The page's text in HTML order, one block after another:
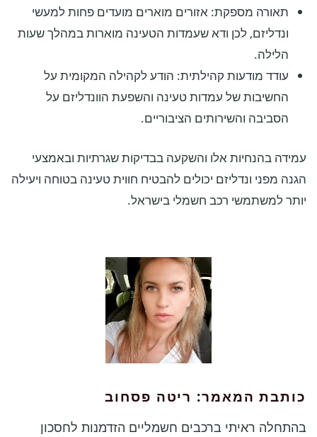
תאורה מספקת: אזורים מוארים מועדים פחות למעשי
ונדליזם, לכן ודא שעמדות הטעינה מוארות במהלך שעות
הלילה.
עודד מודעות קהילתית: הודע לקהילה המקומית על
החשיבות של עמדות טעינה והשפעת הוונדליזם על
הסביבה והשירותים הציבוריים.
עמידה בהנחיות אלו והשקעה בבדיקות שגרתיות ובאמצעי
הגנה מפני ונדליזם יכולים להבטיח חווית טעינה בטוחה ויעילה
יותר למשתמשי רכב חשמלי בישראל.
כותבת המאמר: ריטה פסחוב
בהתחלה ראיתי ברכבים חשמליים הזדמנות לחסכון